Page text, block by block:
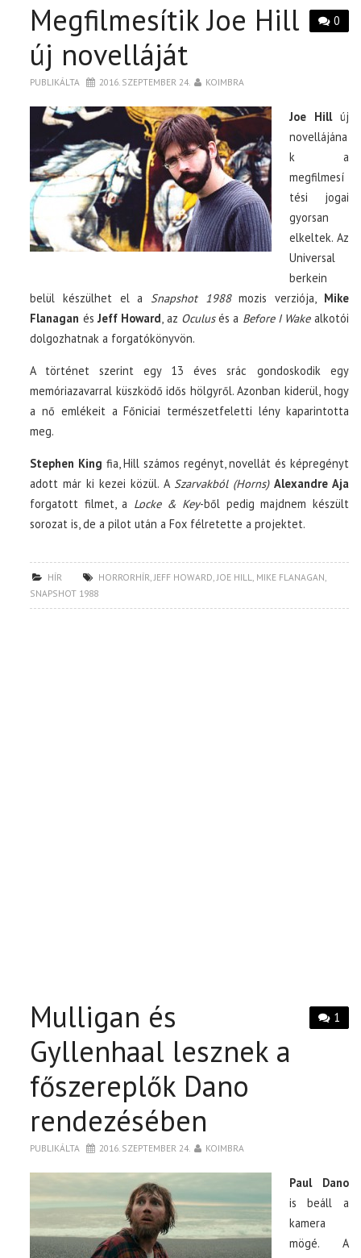
0
Megfilmesítik Joe Hill
új novelláját
PUBLIKÁLTA 2016. SZEPTEMBER 24. KOIMBRA
Joe Hillúj
novellájána
k a
megfilmesí
tési jogai
gyorsan
elkeltek. Az
Universal
berkein
belül készülhet el a Snapshot 1988mozis verziója, Mike
Flanagan és Jeff Howard, az Oculusés a Before I Wakealkotói
dolgozhatnak a forgatókönyvön.
A történet szerint egy 13 éves srác gondoskodik egy
memóriazavarral küszködő idős hölgyről. Azonban kiderül, hogy
a nő emlékeit a Főniciai természetfeletti lény kaparintotta
meg.
Stephen King fia, Hill számos regényt, novellát és képregényt
adott már ki kezei közül. A Szarvakból (Horns)Alexandre Aja
forgatott filmet, a Locke & Key-ből pedig majdnem készült
sorozat is, de a pilot után a Fox félretette a projektet.
HÍR HORRORHÍR,JEFF HOWARD,JOE HILL, MIKE FLANAGAN,
SNAPSHOT 1988
1
Mulligan és
Gyllenhaal lesznek a
főszereplők Dano
rendezésében
PUBLIKÁLTA 2016. SZEPTEMBER 24. KOIMBRA
Paul Dano
is beáll a
kamera
mögé. A